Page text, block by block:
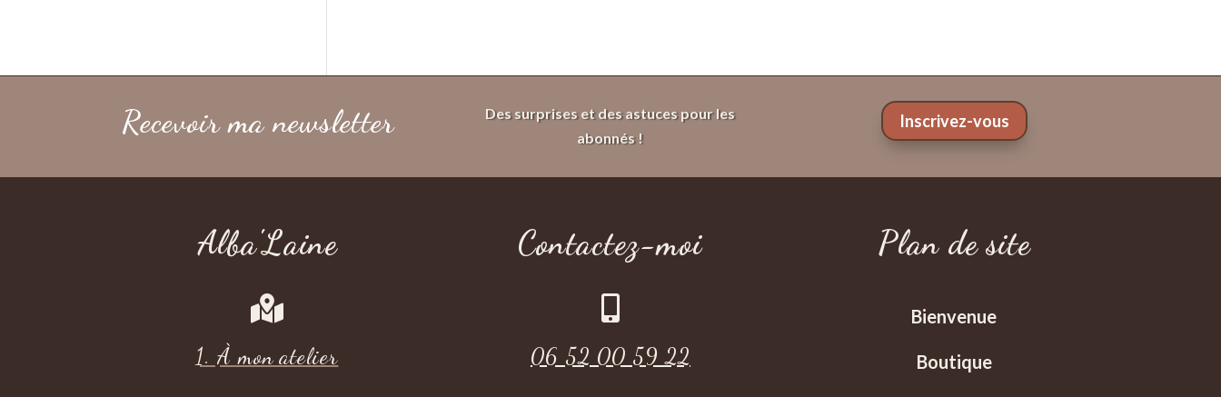
Recevoir ma newsletter
Des surprises et des astuces pour les
abonnés !
Inscrivez-vous
Alba'Laine

1. À mon atelier
Contactez-moi

06 52 00 59 22
Plan de site
Bienvenue
Boutique